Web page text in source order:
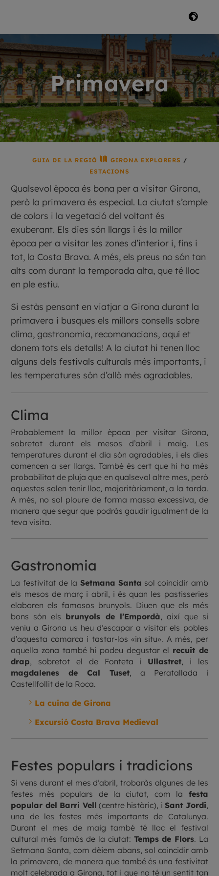
Primavera
GUIA DE LA REGIÓ  GIRONA EXPLORERS /
ESTACIONS
Qualsevol època és bona per a visitar Girona,
però la primavera és especial. La ciutat s’omple
de colors i la vegetació del voltant és
exuberant. Els dies són llargs i és la millor
època per a visitar les zones d’interior i, fins i
tot, la Costa Brava. A més, els preus no són tan
alts com durant la temporada alta, que té lloc
en ple estiu.
Si estàs pensant en viatjar a Girona durant la
primavera i busques els millors consells sobre
clima, gastronomia, recomanacions, aquí et
donem tots els detalls! A la ciutat hi tenen lloc
alguns dels festivals culturals més importants, i
les temperatures són d’allò més agradables.
Clima
Probablement la millor època per visitar Girona,
sobretot durant els mesos d’abril i maig. Les
temperatures durant el dia són agradables, i els dies
comencen a ser llargs. També és cert que hi ha més
probabilitat de pluja que en qualsevol altre mes, però
aquestes solen tenir lloc, majoritàriament, a la tarda.
A més, no sol ploure de forma massa excessiva, de
manera que segur que podràs gaudir igualment de la
teva visita.
Gastronomia
La festivitat de la Setmana Santa sol coincidir amb
els mesos de març i abril, i és quan les pastisseries
elaboren els famosos brunyols. Diuen que els més
bons són els brunyols de l’Empordà, així que si
veniu a Girona us heu d’escapar a visitar els pobles
d’aquesta comarca i tastar-los «in situ». A més, per
aquella zona també hi podeu degustar el recuit de
drap, sobretot el de Fonteta i Ullastret, i les
magdalenes de Cal Tuset, a Peratallada i
Castellfollit de la Roca.
5 La cuina de Girona
5 Excursió Costa Brava Medieval
Festes populars i tradicions
Si vens durant el mes d’abril, trobaràs algunes de les
festes més populars de la ciutat, com la festa
popular del Barri Vell (centre històric), iSant Jordi,
una de les festes més importants de Catalunya.
Durant el mes de maig també té lloc el festival
cultural més famós de la ciutat: Temps de Flors. La
Setmana Santa, com dèiem abans, sol coincidir amb
la primavera, de manera que també és una festivitat
molt celebrada a Girona, tot i que no té un sentit tan